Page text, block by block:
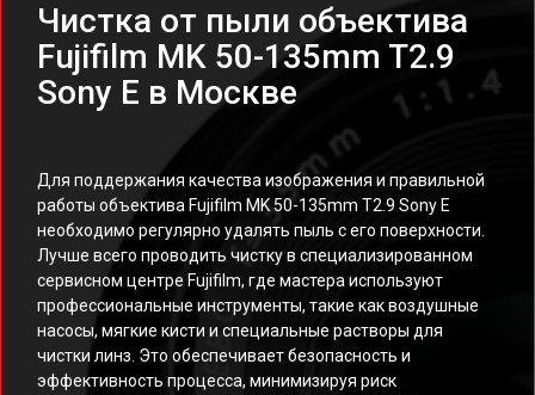
Чистка от пыли объектива
Fujifilm MK 50-135mm T2.9
Sony E в Москве
Для поддержания качества изображения и правильной
работы объектива Fujifilm MK 50-135mm T2.9 Sony E
необходимо регулярно удалять пыль с его поверхности.
Лучше всего проводить чистку в специализированном
сервисном центре Fujifilm, где мастера используют
профессиональные инструменты, такие как воздушные
насосы, мягкие кисти и специальные растворы для
чистки линз. Это обеспечивает безопасность и
эффективность процесса, минимизируя риск